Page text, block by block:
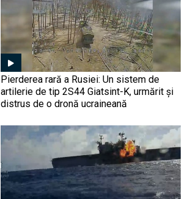
Pierderea rară a Rusiei: Un sistem de
artilerie de tip 2S44 Giatsint-K, urmărit și
distrus de o dronă ucraineană